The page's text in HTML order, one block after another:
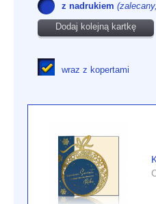
z nadrukiem
Dodaj kolejną kartkę
wraz z kopertami